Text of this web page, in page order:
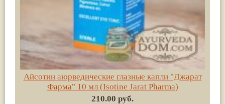
Айсотин аюрведические глазные капли "Джарат
Фарма" 10 мл (Isotine Jarat Pharma)
210.00 руб.